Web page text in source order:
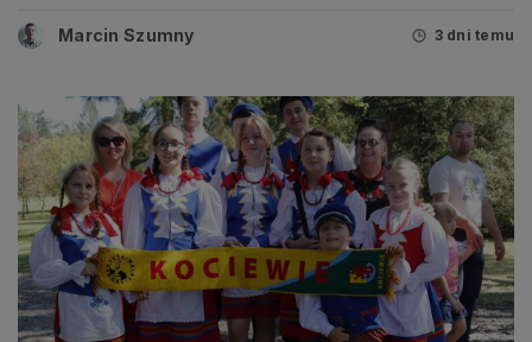
Marcin Szumny 3 dni temu